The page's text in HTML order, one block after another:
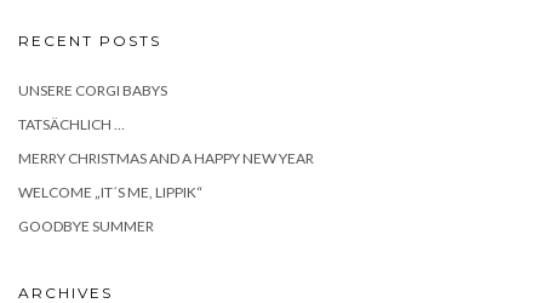
RECENT POSTS
UNSERE CORGI BABYS
TATSÄCHLICH …
MERRY CHRISTMAS AND A HAPPY NEW YEAR
WELCOME „IT´S ME, LIPPIK“
GOODBYE SUMMER
ARCHIVES